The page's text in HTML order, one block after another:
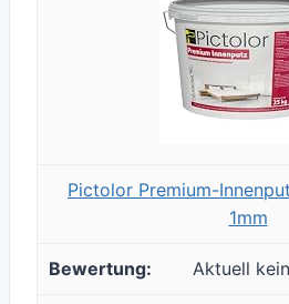
Pictolor Premium-
1mm
Aktuell